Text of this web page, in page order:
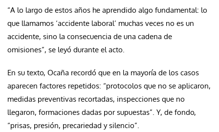
“A lo largo de estos años he aprendido algo fundamental: lo
que llamamos ‘accidente laboral’ muchas veces no es un
accidente, sino la consecuencia de una cadena de
omisiones”, se leyó durante el acto.
En su texto, Ocaña recordó que en la mayoría de los casos
aparecen factores repetidos: “protocolos que no se aplicaron,
medidas preventivas recortadas, inspecciones que no
llegaron, formaciones dadas por supuestas”. Y, de fondo,
“prisas, presión, precariedad y silencio”.